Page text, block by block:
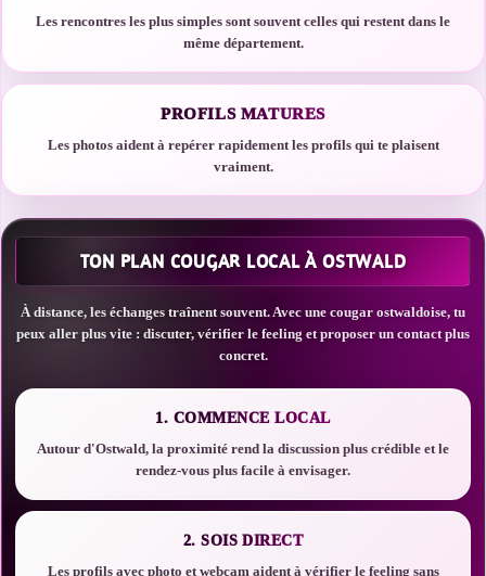
Les rencontres les plus simples sont souvent celles qui restent dans le
même département.
PROFILS MATURES
Les photos aident à repérer rapidement les profils qui te plaisent
vraiment.
TON PLAN COUGAR LOCAL À OSTWALD
À distance, les échanges traînent souvent. Avec une cougar ostwaldoise, tu
peux aller plus vite : discuter, vérifier le feeling et proposer un contact plus
concret.
1. COMMENCE LOCAL
Autour d'Ostwald, la proximité rend la discussion plus crédible et le
rendez-vous plus facile à envisager.
2. SOIS DIRECT
Les profils avec photo et webcam aident à vérifier le feeling sans